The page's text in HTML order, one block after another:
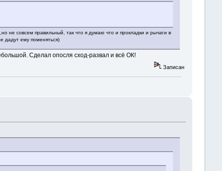
не совсем правильный, так что я думаю что и прокладки и рычаги в
дадут ему поменяться)
Сделал опосля сход-развал и всё ОК!
Записан